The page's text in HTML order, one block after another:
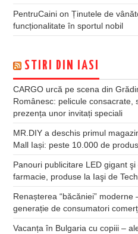
PentruCaini onȚinutele de
funcționalitate în sportul nobil
STIRI DIN IASI
CARGO urcă pe scena din
Românesc: pelicule consacrate,
prezența unor invitați speciali
MR.DIY a deschis primul
Mall Iași: peste 10.000 de
Panouri publicitare LED gigant
farmacie, produse la Iaşi de
Renașterea “băcăniei”
generație de consumatori
Vacanța în Bulgaria cu copiii –